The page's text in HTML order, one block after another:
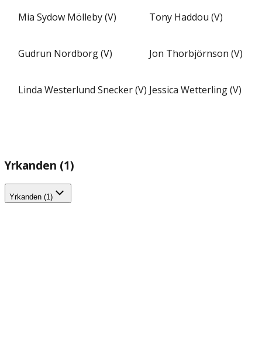
Mia Sydow Mölleby (V) Tony Haddou (V)
Gudrun Nordborg (V) Jon Thorbjörnson (V)
Linda Westerlund Snecker (V) Jessica Wetterling (V)
Yrkanden (1)
Yrkanden (1)